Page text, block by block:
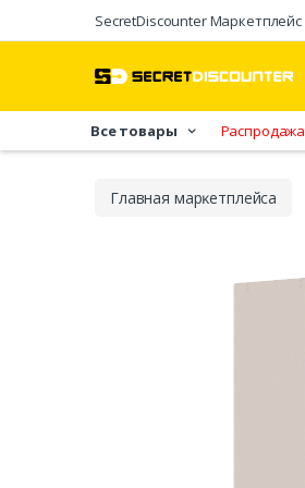
SecretDiscounter Маркетплейс
Все товары Распродажа
Главная марĸетплейса